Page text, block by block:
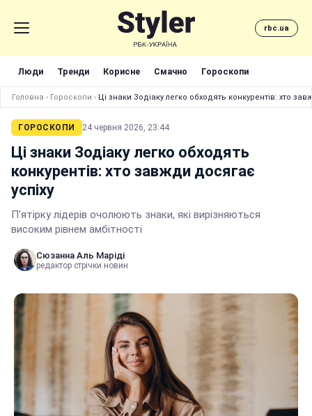
rbc.ua
Люди Тренди Корисне Смачно Гороскопи
Головна › Гороскопи › Ці знаки Зодіаку легко обходять конкурентів: хто
ГОРОСКОПИ 24 червня 2026, 23:44
Ці знаки Зодіаку легко обходять
конкурентів: хто завжди досягає
успіху
П'ятірку лідерів очолюють знаки, які вирізняються
високим рівнем амбітності
Сюзанна Аль Маріді
редактор стрічки новин